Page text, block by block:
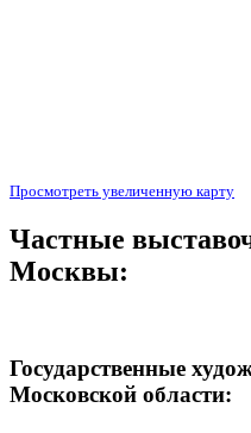
Просмотреть увеличенную карту
Частные
Москвы:
Государственные
Московской области: